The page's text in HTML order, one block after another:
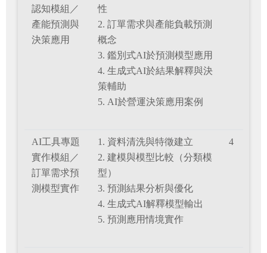
認知模組／
產能預測與
決策應用
性
2. 訂單需求與產能負載預測
概念
3. 鑑別式AI於預測模型應用
4. 生成式AI於結果解釋與決
策輔助
5. AI於營運決策應用案例
AI工具專題
實作模組／
訂單需求預
測模型實作
1. 資料清洗與特徵建立
2. 建模與模型比較（分類模
型）
3. 預測結果分析與優化
4. 生成式AI解釋模型輸出
5. 預測應用情境實作
4